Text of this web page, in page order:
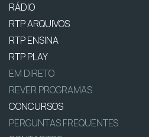
RÁDIO
RTP ARQUIVOS
RTP ENSINA
RTP PLAY
EM DIRETO
REVER PROGRAMAS
CONCURSOS
PERGUNTAS FREQUENTES